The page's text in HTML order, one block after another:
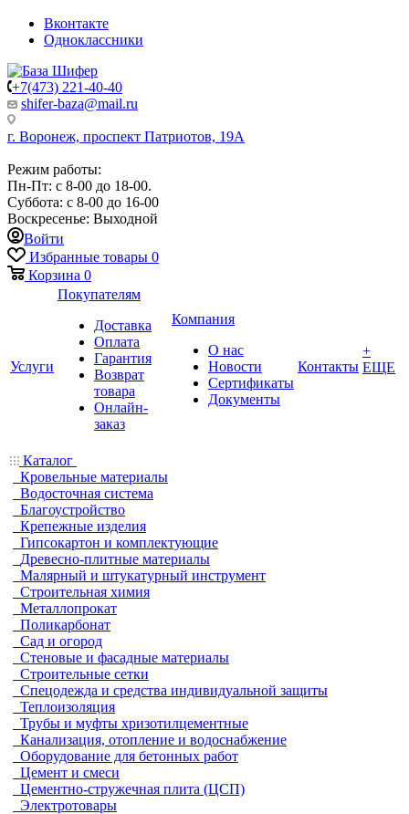
Вконтакте
Одноклассники
+7(473) 221-40-40
shifer-baza@mail.ru
г. Воронеж, проспект Патриотов, 19А
Режим работы:
Пн-Пт: с 8-00 до 18-00.
Суббота: с 8-00 до 16-00
Воскресенье: Выходной
Войти
Избранные товары 0
Корзина 0
Услуги
Покупателям
Доставка
Оплата
Гарантия
Возврат
товара
Онлайн-
заказ
Компания
О нас
Новости
Сертификаты
Документы
Контакты
+
ЕЩЕ
Каталог
Кровельные материалы
Водосточная система
Благоустройство
Крепежные изделия
Гипсокартон и комплектующие
Древесно-плитные материалы
Малярный и штукатурный инструмент
Строительная химия
Металлопрокат
Поликарбонат
Сад и огород
Стеновые и фасадные материалы
Строительные сетки
Спецодежда и средства индивидуальной защиты
Теплоизоляция
Трубы и муфты хризотилцементные
Канализация, отопление и водоснабжение
Оборудование для бетонных работ
Цемент и смеси
Цементно-стружечная плита (ЦСП)
Электротовары